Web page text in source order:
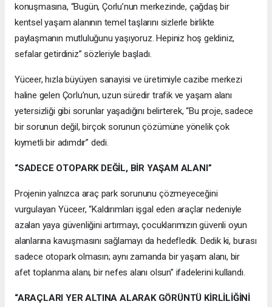
konuşmasına, “Bugün, Çorlu’nun merkezinde, çağdaş bir
kentsel yaşam alanının temel taşlarını sizlerle birlikte
paylaşmanın mutluluğunu yaşıyoruz. Hepiniz hoş geldiniz,
sefalar getirdiniz” sözleriyle başladı.
Yüceer, hızla büyüyen sanayisi ve üretimiyle cazibe merkezi
haline gelen Çorlu’nun, uzun süredir trafik ve yaşam alanı
yetersizliği gibi sorunlar yaşadığını belirterek, “Bu proje, sadece
bir sorunun değil, birçok sorunun çözümüne yönelik çok
kıymetli bir adımdır” dedi.
“SADECE OTOPARK DEĞİL, BİR YAŞAM ALANI”
Projenin yalnızca araç park sorununu çözmeyeceğini
vurgulayan Yüceer, “Kaldırımları işgal eden araçlar nedeniyle
azalan yaya güvenliğini artırmayı, çocuklarımızın güvenli oyun
alanlarına kavuşmasını sağlamayı da hedefledik. Dedik ki, burası
sadece otopark olmasın; aynı zamanda bir yaşam alanı, bir
afet toplanma alanı, bir nefes alanı olsun” ifadelerini kullandı.
“ARAÇLARI YER ALTINA ALARAK GÖRÜNTÜ KİRLİLİĞİNİ